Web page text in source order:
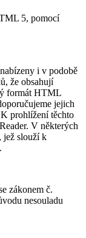
5, pomocí
i v podobě
že obsahují
formát HTML
jejich
prohlížení těchto
V některých
jež slouží k
zákonem č.
nesouladu